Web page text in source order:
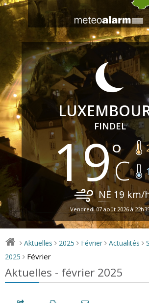
FINDEL
19
NE 19 km/
Vendredi 07 août 2026 à
> Aktuelles > 2025 > Février > Actualités >
2025 > Février
Aktuelles - février 2025